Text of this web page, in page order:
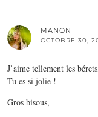
MANON
OCTOBRE 30,
J’aime tellement les
Tu es si jolie !
Gros bisous,